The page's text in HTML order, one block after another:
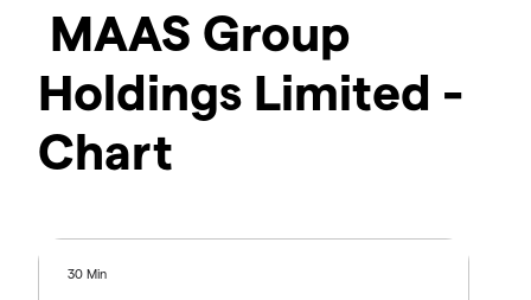
MAAS Group
Holdings Limited -
Chart
30 Min